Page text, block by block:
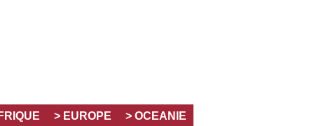
> EUROPE > OCEANIE